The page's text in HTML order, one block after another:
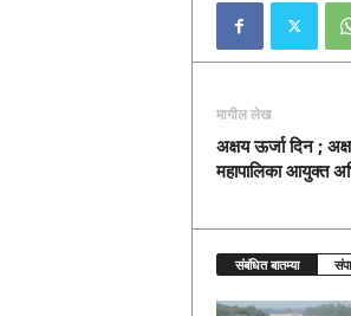
मागील लेख
अक्षय ऊर्जा दिन ;
महापालिका आयुक्त
संबंधित बातम्या